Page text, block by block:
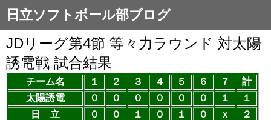
日立ソフトボール部ブログ
JDリーグ第4節 等々力ラウンド 対太陽
誘電戦 試合結果
チーム名 １ ２ ３ ４ ５ ６ ７
計
太陽誘電
０ ０ ０ ０ ０ ０ １
１
日 立
０ ０ １ ０ １ ０ ｘ ２